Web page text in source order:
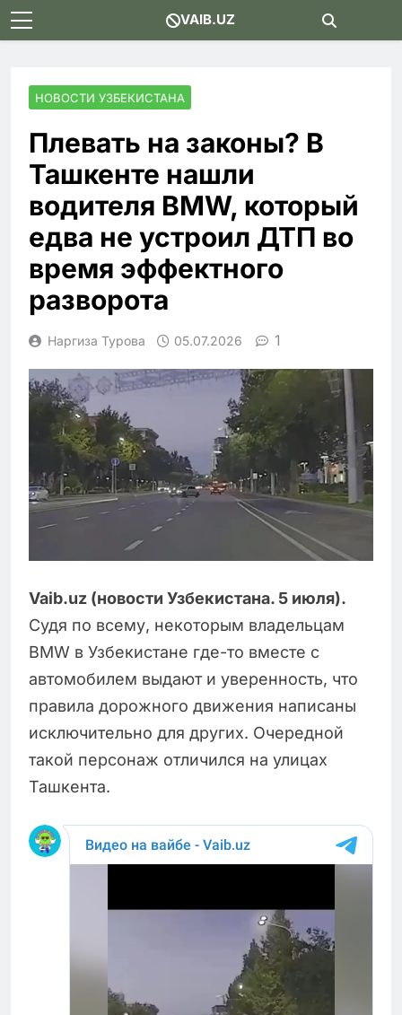
Skip
to
VAIB.UZ
НОВОСТИ УЗБЕКИСТАНА
Плевать на законы? В
Ташкенте нашли
водителя BMW, который
едва не устроил ДТП во
время эффектного
разворота
Наргиза Турова 05.07.2026 1
Vaib.uz (новости Узбекистана. 5 июля).
Судя по всему, некоторым владельцам
BMW в Узбекистане где-то вместе с
автомобилем выдают и уверенность, что
правила дорожного движения написаны
исключительно для других. Очередной
такой персонаж отличился на улицах
Ташкента.